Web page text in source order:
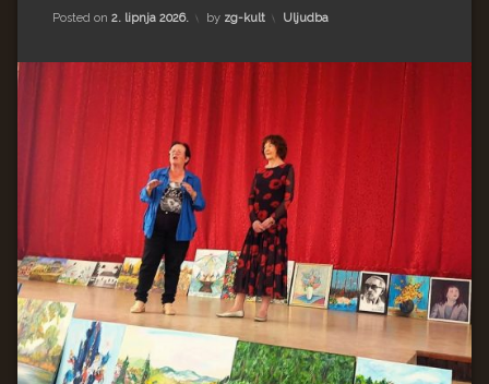
Posted on 2. lipnja 2026.
Updated on 3. lipnja 2026.
by zg-kult Kategorije:
Uljudba